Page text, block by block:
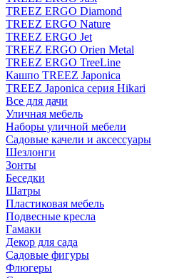
TREEZ ERGO Diamond
TREEZ ERGO Nature
TREEZ ERGO Jet
TREEZ ERGO Orien Metal
TREEZ ERGO TreeLine
Кашпо TREEZ Japonica
TREEZ Japonica серия Hikari
Все для дачи
Уличная мебель
Наборы уличной мебели
Садовые качели и аксессуары
Шезлонги
Зонты
Беседки
Шатры
Пластиковая мебель
Подвесные кресла
Гамаки
Декор для сада
Садовые фигуры
Флюгеры